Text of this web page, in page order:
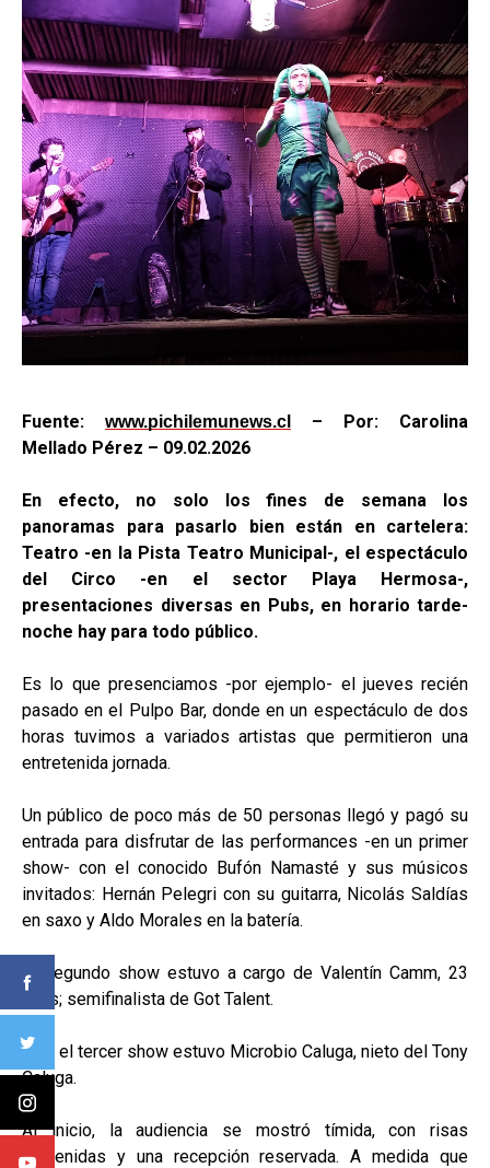
Fuente: www.pichilemunews.cl
– Por: Carolina
Mellado Pérez – 09.02.2026
En efecto, no solo los fines de semana los
panoramas para pasarlo bien están en cartelera:
Teatro -en la Pista Teatro Municipal-, el espectáculo
del Circo -en el sector Playa Hermosa-,
presentaciones diversas en Pubs, en horario tarde-
noche hay para todo público.
Es lo que presenciamos -por ejemplo- el jueves recién
pasado en el Pulpo Bar, donde en un espectáculo de dos
horas tuvimos a variados artistas que permitieron una
entretenida jornada.
Un público de poco más de 50 personas llegó y pagó su
entrada para disfrutar de las performances -en un primer
show- con el conocido Bufón Namasté y sus músicos
invitados: Hernán Pelegri con su guitarra, Nicolás Saldías
en saxo y Aldo Morales en la batería.
El segundo show estuvo a cargo de Valentín Camm, 23
años; semifinalista de Got Talent.
Y en el tercer show estuvo Microbio Caluga, nieto del Tony
Caluga.
Al inicio, la audiencia se mostró tímida, con risas
contenidas y una recepción reservada. A medida que